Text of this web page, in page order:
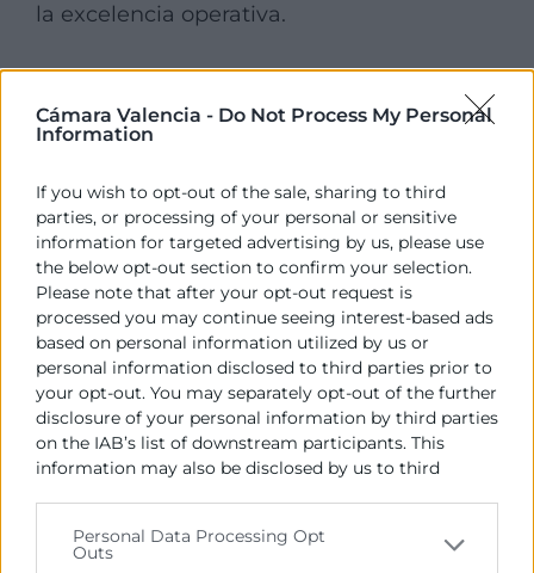
Cámara Valencia - Do Not Process My Personal
Information
If you wish to opt-out of the sale, sharing to third
parties, or processing of your personal or sensitive
information for targeted advertising by us, please use
the below opt-out section to confirm your selection.
Please note that after your opt-out request is
processed you may continue seeing interest-based ads
based on personal information utilized by us or
personal information disclosed to third parties prior to
your opt-out. You may separately opt-out of the further
disclosure of your personal information by third parties
on the IAB’s list of downstream participants. This
information may also be disclosed by us to third
Please note that this website/app uses one or more
Personal Data Processing Opt
Outs
la excelencia operativa.
Herramientas lean
logistics para
En la práctica, la metodología lean
logistics se apoya en un conjunto de
técnicas que, combinadas, permiten
simplificar operaciones, acortar tiempos y
reducir costes en toda la cadena de
suministro.
No se trata de aplicar herramientas de
forma aislada, sino deintegrarlas en un
sistema coherente y orientado a la
mejora continua.